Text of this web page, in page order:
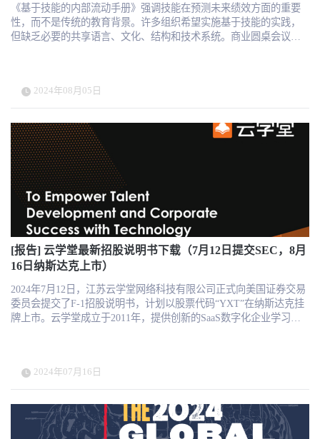
确性和灵活性。 报告建议企业通过明确责任、跨部门对齐目标以及
更高层次的自动化和AI技术，来推动薪酬管理的战略转型，以应对
日益复杂的全球业务需求。
《基于技能的内部流动手册》强调技能在预测未来绩效方面的重要
性，而不是传统的教育背景。许多组织希望实施基于技能的实践，
但缺乏必要的共享语言、文化、结构和技术系统。商业圆桌会议的
好处： 提高员工保留率，减少招聘、入职和培训成本。 由于保留了
公司知识，增强了创新和灵活性。 改善员工参与度和满意度。 更好
地将人才战略与业务战略对齐。 在快速变化的环境中预见技能差距
和业务需求。 对员工的主要好处： 提供公平的流动机会，特别是对
历史上处于边缘地位的群体。 认可通过经验、培训和教育获得的技
能。 促进流动过程的透明度，减少隐性偏见。 实施步骤： 规划和策
略： 反思技能流动在公司文化中的必要性和契合度。 吸引利益相关
者并评估所需资源。 技能验证： 识别、定义和衡量所需技能。 实施
系统以有效跟踪和验证技能。 将人们与机会联系起来： 开发一个可
访问的内部平台以获取成长机会。 为员工提供导师、培训和职业发
展资源。 衡量和持续学习： 定义成功指标并建立数据系统以支持持
续学习。 吸引利益相关者并利用数据做出明智的调整。 挑战与解决
方案： 数据管理： 确保系统能够处理广泛的数据以进行技能跟踪。
相关者参与： 定期沟通和吸引各级组织以建立信任和支持。 本手册
作为公司开始技能流动旅程的指南，认识到每家公司可能采取的独
特路径。
2024年08月05日
[报告] 云学堂最新招股说明书下载（7月12日提交SEC，8月
16日纳斯达克上市）
2024年7月12日，江苏云学堂网络科技有限公司正式向美国证券交易
委员会提交了F-1招股说明书，计划以股票代码“YXT”在纳斯达克挂
牌上市。云学堂成立于2011年，提供创新的SaaS数字化企业学习解
人民币1.22亿元。 云学堂计划通过此次IPO募集资金，主要用于研
发、营销、战略收购和一般公司用途。尽管面临与中欧国际工商学
院的法律纠纷，云学堂仍对未来发展充满信心，致力于巩固其在数
字化企业学习领域的领先地位。主要投资者包括腾讯和红杉中国等
知名机构。云学堂通过此次IPO，希望进一步增强其市场竞争力和品
2024年07月16日